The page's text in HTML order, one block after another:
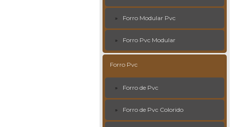
Forro Modular Pvc
Forro Pvc Modular
Forro Pvc
Forro de Pvc
Forro de Pvc Colorido